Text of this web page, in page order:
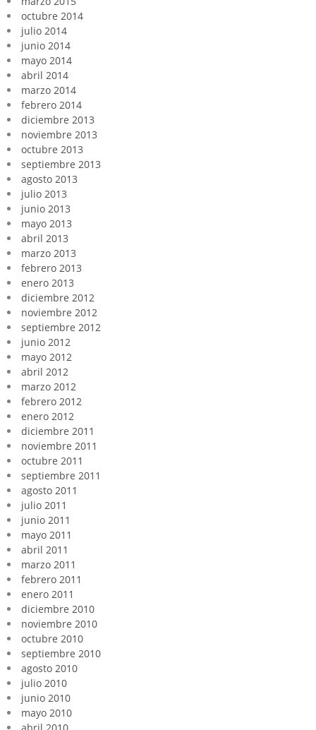
octubre 2014
julio 2014
junio 2014
mayo 2014
abril 2014
marzo 2014
febrero 2014
diciembre 2013
noviembre 2013
octubre 2013
septiembre 2013
agosto 2013
julio 2013
junio 2013
mayo 2013
abril 2013
marzo 2013
febrero 2013
enero 2013
diciembre 2012
noviembre 2012
septiembre 2012
junio 2012
mayo 2012
abril 2012
marzo 2012
febrero 2012
enero 2012
diciembre 2011
noviembre 2011
octubre 2011
septiembre 2011
agosto 2011
julio 2011
junio 2011
mayo 2011
abril 2011
marzo 2011
febrero 2011
enero 2011
diciembre 2010
noviembre 2010
octubre 2010
septiembre 2010
agosto 2010
julio 2010
junio 2010
mayo 2010